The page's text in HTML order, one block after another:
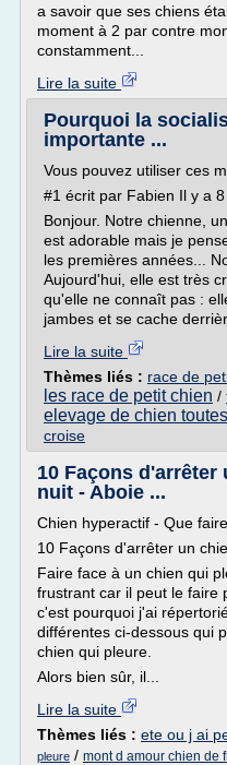
a savoir que ses chiens
moment à 2 par contre
constamment...
Lire la suite
Pourquoi la
importante ...
Vous pouvez utiliser ces
#1 écrit par Fabien Il y a
Bonjour. Notre chienne,
est adorable mais je
les premières années...
Aujourd'hui, elle est très
qu'elle ne connaît pas :
jambes et se cache
Lire la suite
Thèmes liés : race de
les race de petit chien /
elevage de chien
croise
10 Façons
nuit - Aboie ...
Chien hyperactif - Que
10 Façons d'arrêter un
Faire face à un chien qui
frustrant car il peut le faire
c'est pourquoi j'ai
différentes ci-dessous qui
chien qui pleure.
Alors bien sûr, il...
Lire la suite
Thèmes liés : ete ou j ai
pleure / mont d amour chien de